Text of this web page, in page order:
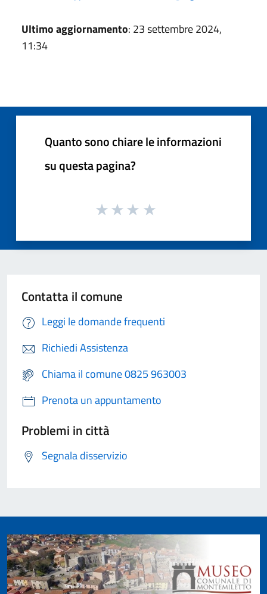
Ultimo aggiornamento: 23 settembre 2024,
11:34
Quanto sono chiare le informazioni
su questa pagina?
Contatta il comune
Leggi le domande frequenti
Richiedi Assistenza
Chiama il comune 0825 963003
Prenota un appuntamento
Problemi in città
Segnala disservizio